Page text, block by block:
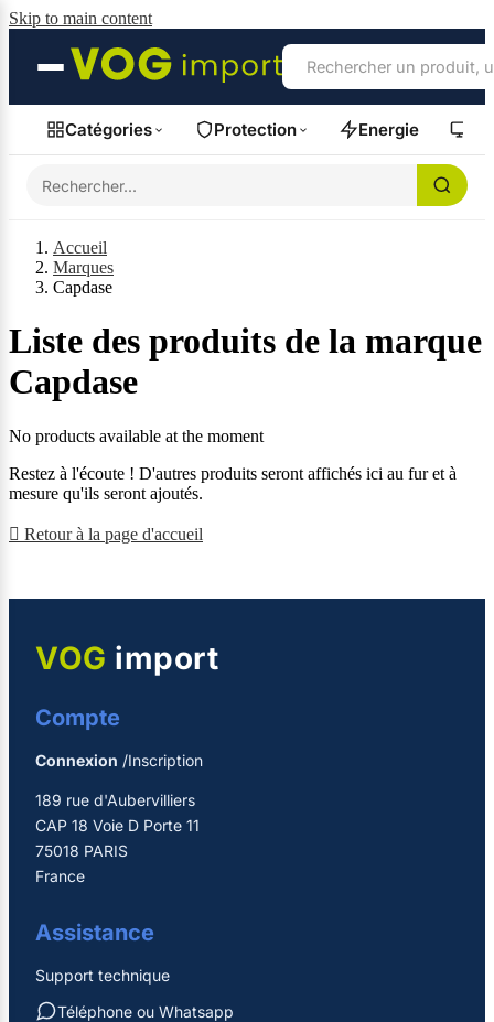
Skip to main content
Catégories Protection Energie
Accueil
Marques
Capdase
Liste des produits de la marque
Capdase
No products available at the moment
Restez à l'écoute ! D'autres produits seront affichés ici au fur et à
mesure qu'ils seront ajoutés.
 Retour à la page d'accueil
VOG import
Compte
Connexion /Inscription
189 rue d'Aubervilliers
CAP 18 Voie D Porte 11
75018 PARIS
France
Assistance
Support technique
Téléphone ou Whatsapp